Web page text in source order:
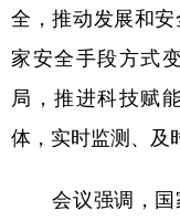
全，推动发展和
家安全手段方式
局，推进科技赋
体，实时监测、及
会议强调，国